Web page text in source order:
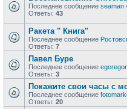
Последнее сообщение seaman
Ответы: 43
Ракета " Книга"
Последнее сообщение
Ответы: 7
Павел Буре
Последнее сообщение
Ответы: 3
Покажите свои часы с
Последнее сообщение
Ответы: 20